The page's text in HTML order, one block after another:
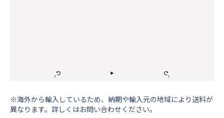
※海外から輸⼊しているため、納期や輸⼊元の地域により送料が
異なります。詳しくはお問い合わせください。